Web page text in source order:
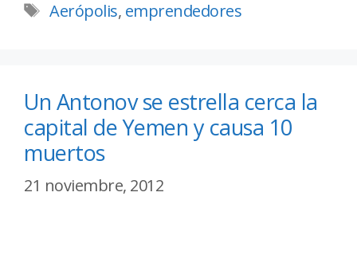
Aerópolis, emprendedores
Un Antonov se estrella cerca la
capital de Yemen y causa 10
muertos
21 noviembre, 2012